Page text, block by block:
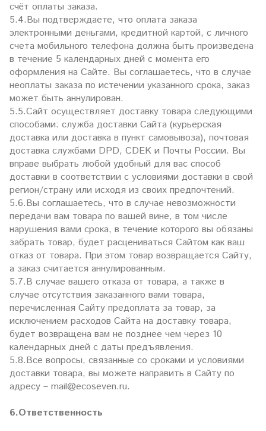
счёт оплаты заказа.
5.4.Вы подтверждаете, что оплата заказа
электронными деньгами, кредитной картой, с личного
счета мобильного телефона должна быть произведена
в течение 5 календарных дней с момента его
оформления на Сайте. Вы соглашаетесь, что в случае
неоплаты заказа по истечении указанного срока, заказ
может быть аннулирован.
5.5.Сайт осуществляет доставку товара следующими
способами: служба доставки Сайта (курьерская
доставка или доставка в пункт самовывоза), почтовая
доставка службами DPD, CDEK и Почты России. Вы
вправе выбрать любой удобный для вас способ
доставки в соответствии с условиями доставки в свой
регион/страну или исходя из своих предпочтений.
5.6.Вы соглашаетесь, что в случае невозможности
передачи вам товара по вашей вине, в том числе
нарушения вами срока, в течение которого вы обязаны
забрать товар, будет расцениваться Сайтом как ваш
отказ от товара. При этом товар возвращается Сайту,
а заказ считается аннулированным.
5.7.В случае вашего отказа от товара, а также в
случае отсутствия заказанного вами товара,
перечисленная Сайту предоплата за товар, за
исключением расходов Сайта на доставку товара,
будет возвращена вам не позднее чем через 10
календарных дней с даты предъявления.
5.8.Все вопросы, связанные со сроками и условиями
доставки товара, вы можете направить в Сайту по
адресу – mail@ecoseven.ru.
6.Ответственность